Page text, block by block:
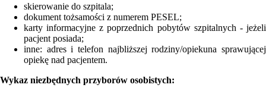
skierowanie do szpitala;
dokument tożsamości z numerem PESEL;
karty informacyjne z poprzednich pobytów szpitalnych - jeżeli
pacjent posiada;
inne: adres i telefon najbliższej rodziny/opiekuna sprawującej
opiekę nad pacjentem.
Wykaz niezbędnych przyborów osobistych: